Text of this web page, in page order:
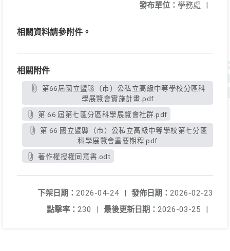
發布單位： 學務處 |
相關資料請參附件。
相關附件
學展覽會實施計畫.pdf
第 66 屆第七區分區科學展覽會社群.pdf
科學展覽會重要期程.pdf
著作權授權同意書.odt
發佈日期： 2026-02-23
下架日期： 2026-04-24
|
最後更新日期： 2026-03-25 |
點擊率： 230 |